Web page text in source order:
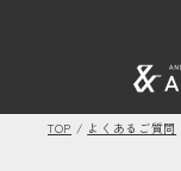
TOP / よくあるご質問